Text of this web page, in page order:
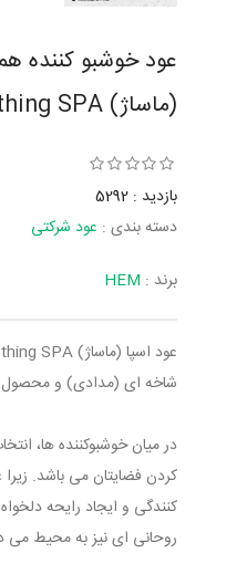
(ماساژ) Soothing SPA
بازدید : 5292
دسته بندی : عود شرکتی
برند : HEM
شاخه ای (مدادی) و
در میان خوشبوکننده ها،
کردن فضایتان می باشد.
کنندگی و ایجاد رایحه
روحانی ای نیز به محیط می